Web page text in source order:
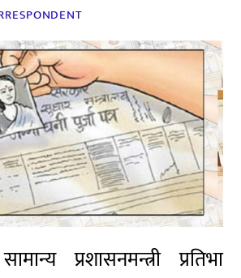
प्रशासनमन्त्री प्रतिभा